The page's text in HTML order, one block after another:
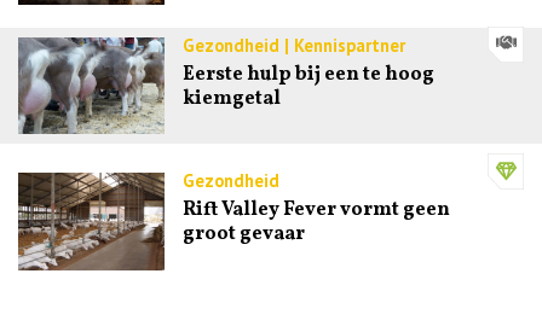
Gezondheid | Kennispartner
Eerste hulp bij een te hoog
kiemgetal
Gezondheid
Rift Valley Fever vormt geen
groot gevaar